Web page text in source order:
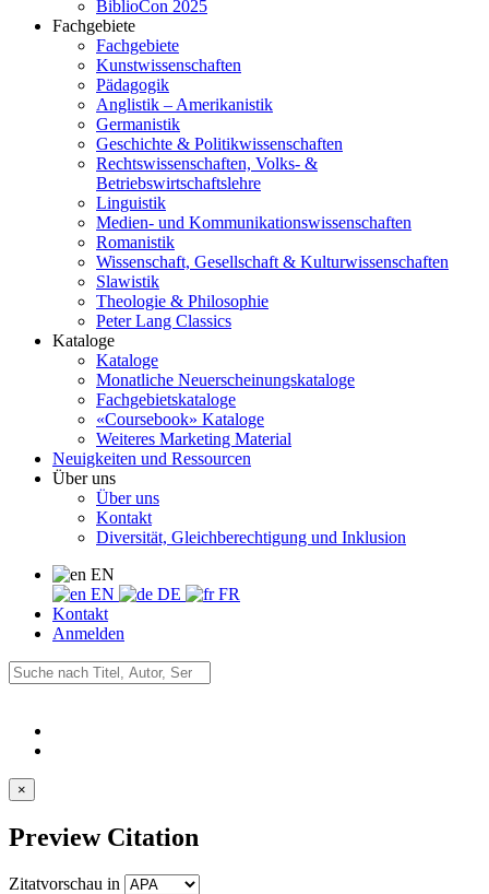
BiblioCon 2025
Fachgebiete
Fachgebiete
Kunstwissenschaften
Pädagogik
Anglistik – Amerikanistik
Germanistik
Geschichte & Politikwissenschaften
Rechtswissenschaften, Volks- &
Betriebswirtschaftslehre
Linguistik
Medien- und Kommunikationswissenschaften
Romanistik
Wissenschaft, Gesellschaft & Kulturwissenschaften
Slawistik
Theologie & Philosophie
Peter Lang Classics
Kataloge
Kataloge
Monatliche Neuerscheinungskataloge
Fachgebietskataloge
«Coursebook» Kataloge
Weiteres Marketing Material
Neuigkeiten und Ressourcen
Über uns
Über uns
Kontakt
Diversität, Gleichberechtigung und Inklusion
EN
EN
DE
FR
Kontakt
Anmelden
×
Preview Citation
Zitatvorschau in